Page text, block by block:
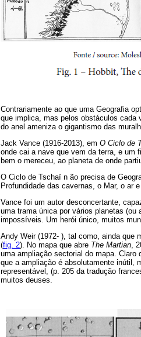
Contrariamente ao que uma Geografia
que implica, mas pelos obstáculos cada
do anel ameniza o gigantismo das
Jack Vance (1916-2013), em O Ciclo de
onde cai a nave que vem da terra, e um
bem o mereceu, ao planeta de onde
O Ciclo de Tschaï n ão precisa de
Profundidade das cavernas, o Mar, o ar
Vance foi um autor desconcertante,
uma trama única por vários planetas (ou
impossíveis. Um herói único, muitos
Andy Weir (1972- ), tal como, ainda que
(fig. 2). No mapa que abre The Martian,
uma ampliação sectorial do mapa.
que a ampliação é absolutamente inútil,
representável, (p. 205 da tradução
muitos deuses.